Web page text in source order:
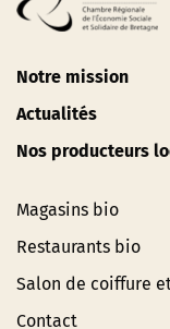
Notre mission
Actualités
Nos producteurs
Magasins bio
Restaurants bio
Salon de coiffure
Contact